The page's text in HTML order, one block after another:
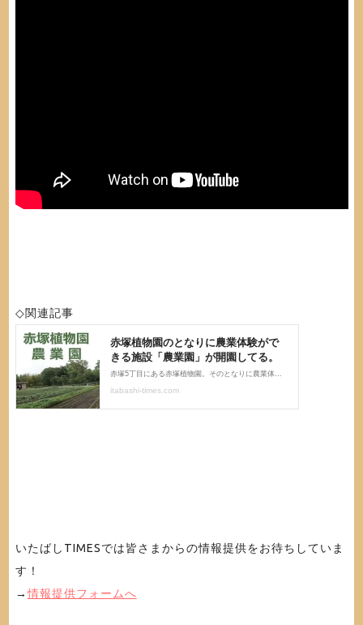
◇関連記事
いたばしTIMESでは皆さまからの情報提供をお待ちしていま
す！
→情報提供フォームへ